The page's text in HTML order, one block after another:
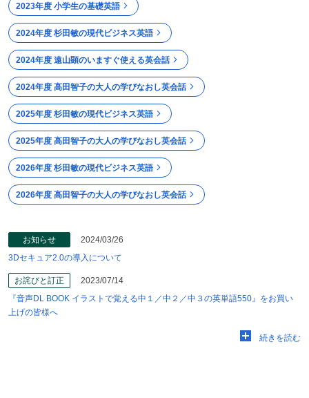
2023年度 小学生の基礎英語
2024年度 杉田敏の現代ビジネス英語
2024年度 遠山顕のいますぐ使える英会話
2024年度 高田智子の大人の学びなおし英会話
2025年度 杉田敏の現代ビジネス英語
2025年度 高田智子の大人の学びなおし英会話
2026年度 杉田敏の現代ビジネス英語
2026年度 高田智子の大人の学びなおし英会話
お知らせ
2024/03/26
3Dセキュア2.0の導入について
お詫びと訂正
2023/07/14
『音声DL BOOK イラストで覚える中１／中２／中３の英単語550』をお買い
上げの皆様へ
続きを読む